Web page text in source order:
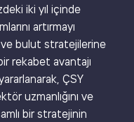
iki yıl içinde
artırmayı
ve bulut stratejilerine
rekabet avantajı
ÇSY
uzmanlığını ve
bir stratejinin